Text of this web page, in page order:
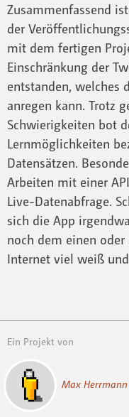
Zusammenfassend
der
mit dem fertigen
Einschränkung der
entstanden, welches
anregen kann. Trotz
Schwierigkeiten bot
Lernmöglichkeiten
Datensätzen.
Arbeiten mit einer
Live-Datenabfrage.
sich die App
noch dem einen oder
Internet viel weiß
Ein Projekt von
Max Herrmann